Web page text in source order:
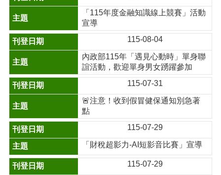
「115年度金融知識線上競賽」活動
宣導
115-08-04
內政部115年「遇見心動時」單身聯
誼活動，歡迎單身男女踴躍參加
115-07-31
🚨注意！收到假冒健保通知別急著
點
115-07-29
「財稅超影力-AI短影音比賽」宣導
115-07-29